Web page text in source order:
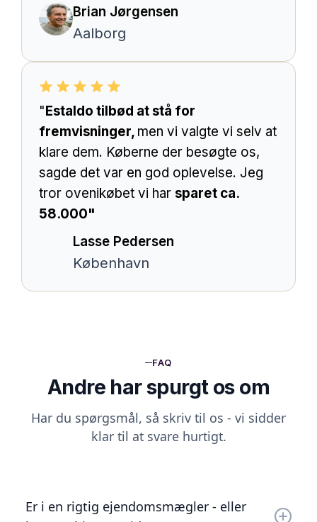
Brian Jørgensen
Aalborg
"Estaldo tilbød at stå for
fremvisninger, men vi valgte vi selv at
klare dem. Køberne der besøgte os,
sagde det var en god oplevelse. Jeg
tror ovenikøbet vi har sparet ca.
58.000"
Lasse Pedersen
København
FAQ
Andre har spurgt os om
Har du spørgsmål, så skriv til os - vi sidder
klar til at svare hurtigt.
Er i en rigtig ejendomsmægler - eller